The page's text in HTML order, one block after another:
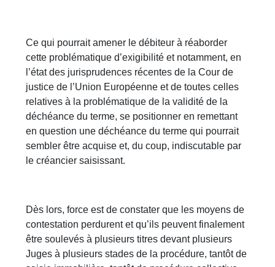
Ce qui pourrait amener le débiteur à réaborder
cette problématique d’exigibilité et notamment, en
l’état des jurisprudences récentes de la Cour de
justice de l’Union Européenne et de toutes celles
relatives à la problématique de la validité de la
déchéance du terme, se positionner en remettant
en question une déchéance du terme qui pourrait
sembler être acquise et, du coup, indiscutable par
le créancier saisissant.
Dès lors, force est de constater que les moyens de
contestation perdurent et qu’ils peuvent finalement
être soulevés à plusieurs titres devant plusieurs
Juges à plusieurs stades de la procédure, tantôt de